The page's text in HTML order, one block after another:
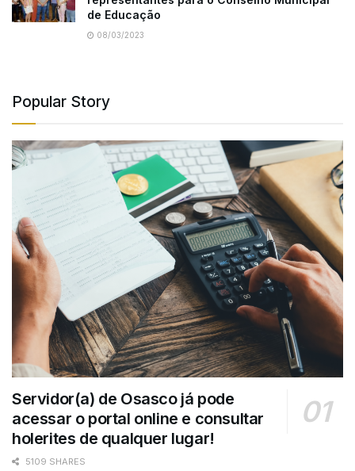
de Educação
08/03/2023
Popular Story
Servidor(a) de Osasco já pode
acessar o portal online e consultar
holerites de qualquer lugar!
5109 SHARES